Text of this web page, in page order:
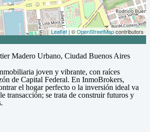
Leaflet | ©OpenStreetMapcontributors
Madero Urbano, Ciudad Buenos Aires
joven y vibrante, con raíces
de Capital Federal. En InmoBrokers,
el hogar perfecto o la inversión ideal va
transacción; se trata de construir futuros y